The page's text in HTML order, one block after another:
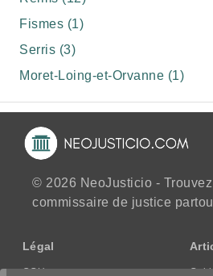
Fismes (1)
Serris (3)
Moret-Loing-et-Orvanne (1)
© 2026 NeoJusticio -
commissaire de justice
Légal
CGU